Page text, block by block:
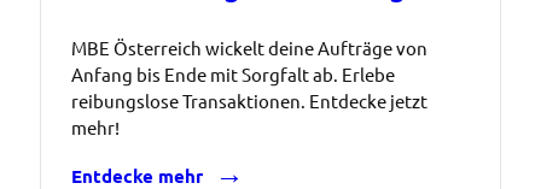
MBE Österreich wickelt deine Aufträge von
Anfang bis Ende mit Sorgfalt ab. Erlebe
reibungslose Transaktionen. Entdecke jetzt
mehr!
Entdecke mehr